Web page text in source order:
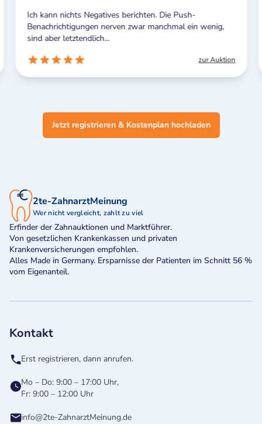
Ich kann nichts Negatives berichten. Die Push-
Benachrichtigungen nerven zwar manchmal ein wenig,
sind aber letztendlich...
zur Auktion
Jetzt registrieren & Kostenplan hochladen
2te-ZahnarztMeinung
Wer nicht vergleicht, zahlt zu viel
Erfinder der Zahnauktionen und Marktführer.
Von gesetzlichen Krankenkassen und privaten
Krankenversicherungen empfohlen.
Alles Made in Germany. Ersparnisse der Patienten im Schnitt 56 %
vom Eigenanteil.
Kontakt
Erst registrieren, dann anrufen.
Mo – Do: 9:00 – 17:00 Uhr,
Fr: 9:00 – 12:00 Uhr
info@2te-ZahnarztMeinung.de